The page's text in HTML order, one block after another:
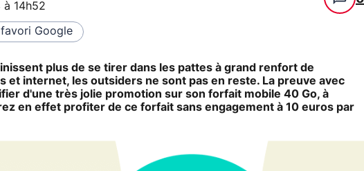
14h52
Google
plus de se tirer dans les pattes à grand renfort de
et internet, les outsiders ne sont pas en reste. La preuve avec
d'une très jolie promotion sur son forfait mobile 40 Go, à
en effet profiter de ce forfait sans engagement à 10 euros par